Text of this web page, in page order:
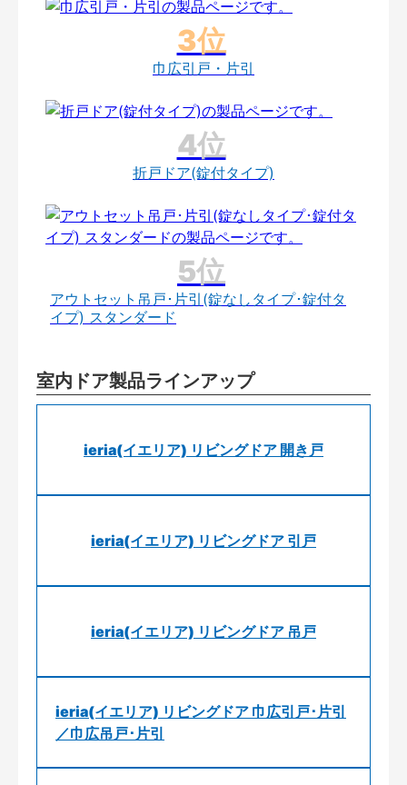
巾広引戸・片引
折戸ドア(錠付タイプ)
アウトセット吊戸･片引(錠なしタイプ･錠付タ
イプ) スタンダード
室内ドア製品ラインアップ
ieria(イエリア) リビングドア 開き戸
ieria(イエリア) リビングドア 引戸
ieria(イエリア) リビングドア 吊戸
ieria(イエリア) リビングドア 巾広引戸･片引
／巾広吊戸･片引